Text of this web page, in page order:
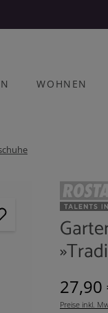
WOHNEN
Regulärer
27,90
Preise inkl.